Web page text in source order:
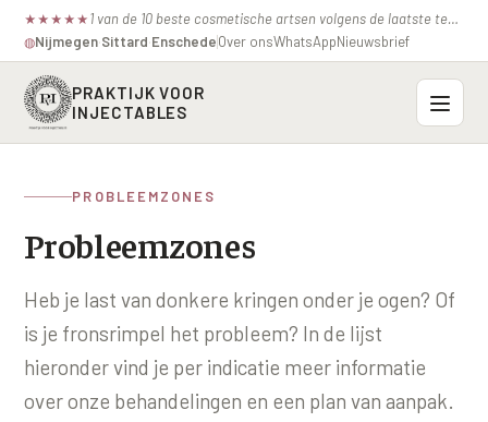
★ ★ ★ ★ ★ 1 van de 10 beste cosmetische artsen volgens de laatste test van de consumentenbond.
◍Nijmegen·Sittard·EnschedeOver onsWhatsAppNieuwsbrief
PRAKTIJK VOOR
INJECTABLES
Voorhoofdsrimpels
Fronsrimpel
Wenkbrauwen
Kraaienpootjes
Onze behandelingen
Bocouture
Azzalure
Profielen
VEROUDERING
Hangende Huid Profiel
PROBLEEMZONES
Probleemzones
Heb je last van donkere kringen onder je ogen? Of
is je fronsrimpel het probleem? In de lijst
hieronder vind je per indicatie meer informatie
over onze behandelingen en een plan van aanpak.